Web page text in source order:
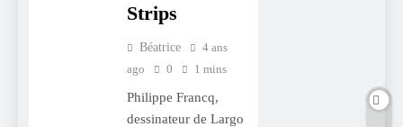
Strips
Béatrice
4 ans
ago
0 1 mins
Philippe Francq,
dessinateur de Largo